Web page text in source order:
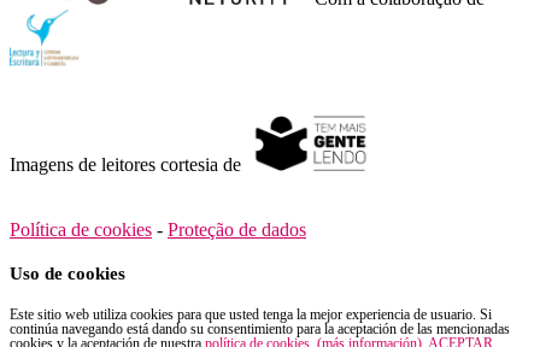
Imagens de leitores cortesia de
Política de cookies - Proteção de dados
Uso de cookies
Este sitio web utiliza cookies para que usted tenga la mejor experiencia de usuario. Si
continúa navegando está dando su consentimiento para la aceptación de las mencionadas
cookies y la aceptación de nuestra política de cookies, (más información) ACEPTAR